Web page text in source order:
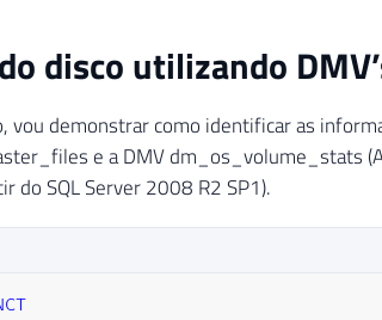
disco utilizando
vou demonstrar como identificar as
e a DMV dm_os_volume_stats
do SQL Server 2008 R2 SP1).